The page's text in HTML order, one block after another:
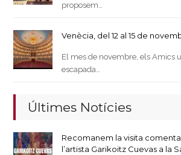
proposem…
Venècia, del 12 al 15 de
El mes de novembre, els Amics
escapada…
Últimes Notícies
Recomanem la visita
l’artista Garikoitz Cuevas a la